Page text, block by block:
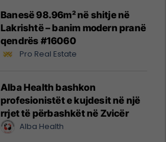
Banesë 98.96m² në shitje në
Lakrishtë – banim modern pranë
qendrës #16060
Pro Real Estate
Alba Health bashkon
profesionistët e kujdesit në një
rrjet të përbashkët në Zvicër
Alba Health